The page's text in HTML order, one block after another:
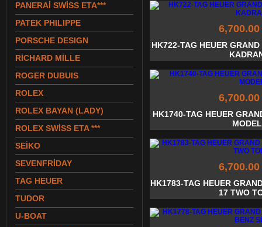
PANERAİ SWİSS ETA***
PATEK PHILIPPE
PORSCHE DESIGN
RİCHARD MİLLE
ROGER DUBUIS
ROLEX
ROLEX BAYAN (LADY)
ROLEX SWİSS ETA ***
SEİKO
SEVENFRİDAY
TAG HEUER
TUDOR
U-BOAT
HK722-TAG HEUER
HK1740-TAG HEUER
MODEL
HK1783-TAG HEUER
17 TWO